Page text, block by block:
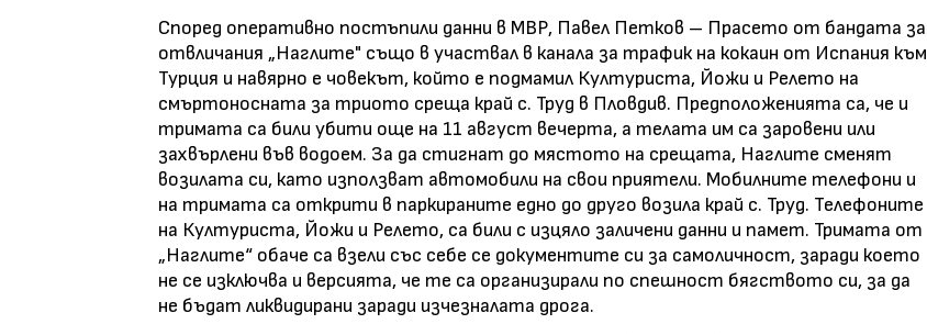
Според оперативно постъпили данни в МВР, Павел Петков – Прасето от бандата за
отвличания „Наглите" също в участвал в канала за трафик на кокаин от Испания към
Турция и навярно е човекът, който е подмамил Културиста, Йожи и Релето на
смъртоносната за триото среща край с. Труд в Пловдив. Предположенията са, че и
тримата са били убити още на 11 август вечерта, а телата им са заровени или
захвърлени във водоем. За да стигнат до мястото на срещата, Наглите сменят
возилата си, като използват автомобили на свои приятели. Мобилните телефони и
на тримата са открити в паркираните едно до друго возила край с. Труд. Телефоните
на Културиста, Йожи и Релето, са били с изцяло заличени данни и памет. Тримата от
„Наглите“ обаче са взели със себе се документите си за самоличност, заради което
не се изключва и версията, че те са организирали по спешност бягството си, за да
не бъдат ликвидирани заради изчезналата дрога.